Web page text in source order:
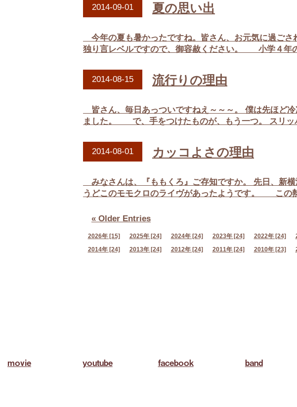
2014-09-01 夏の思い出
今年の夏も暑かったですね。皆さん、お元気に過ごさ
独り言レベルですので、御容赦ください。 小学４年
2014-08-15 流行りの理由
皆さん、毎日あっついですねえ～～～。 僕は先ほど
ました。 で、手をつけたものが、もう一つ。 スリ
2014-08-01 カッコよさの理由
みなさんは、『ももくろ』ご存知ですか。 先日、新
うどこのモモクロのライヴがあったようです。 この
« Older Entries
2026年 [15] 2025年 [24] 2024年 [24] 2023年 [24] 2022年 [24]
2014年 [24]
2013年 [24] 2012年 [24] 2011年 [24] 2010年 [23]
movie youtube facebook band